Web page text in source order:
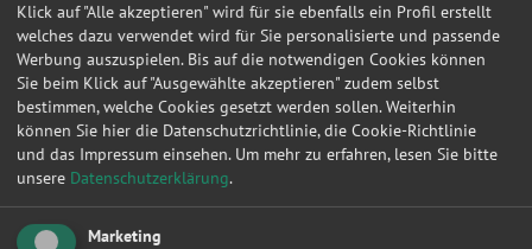
Zylinderkopfdichtung|Fahrwerk & Stoßdämpfer|Radlager|Ölwechsel|
Auspuff
Anhängerkupplung
Werkstattanfragen für
|
Vw | Opel | Audi|Ford Renault Bmw Mercedes-benz Peugeot
Werkstattanfragen in
Berlin | Hamburg München | Düsseldorf Dortmund Essen| Leipzig
|
Frankfurt am Main|Stuttgart|
Datum Autohersteller
02.01.2013 20:29:44
Klick auf "Alle akzeptieren" wird für sie ebenfalls ein Profil erstellt
welches dazu verwendet wird für Sie personalisierte und passende
Werbung auszuspielen. Bis auf die notwendigen Cookies können
Sie beim Klick auf "Ausgewählte akzeptieren" zudem selbst
bestimmen, welche Cookies gesetzt werden sollen. Weiterhin
können Sie hier die Datenschutzrichtlinie, die Cookie-Richtlinie
und das Impressum einsehen. Um mehr zu erfahren, lesen Sie bitte
unsere Datenschutzerklärung.
Marketing